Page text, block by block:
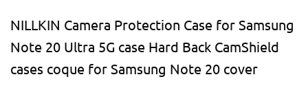
NILLKIN Camera Protection Case for Samsung
Note 20 Ultra 5G case Hard Back CamShield
cases coque for Samsung Note 20 cover